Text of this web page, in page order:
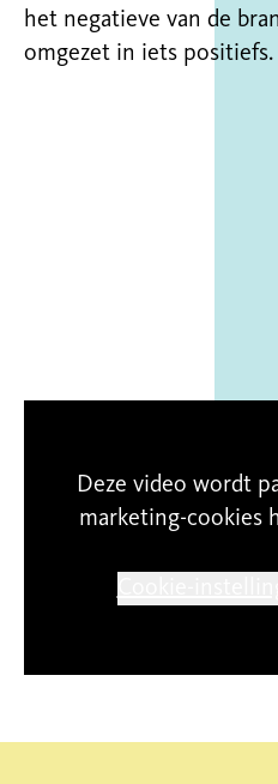
het negatieve van de
omgezet in iets positiefs.
Deze video wordt
marketing-cookies
Mede mogelijk